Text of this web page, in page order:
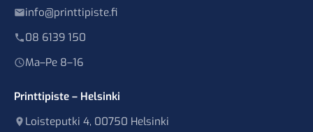
info@printtipiste.fi
08 6139 150
Ma–Pe 8–16
Printtipiste – Helsinki
Loisteputki 4, 00750 Helsinki